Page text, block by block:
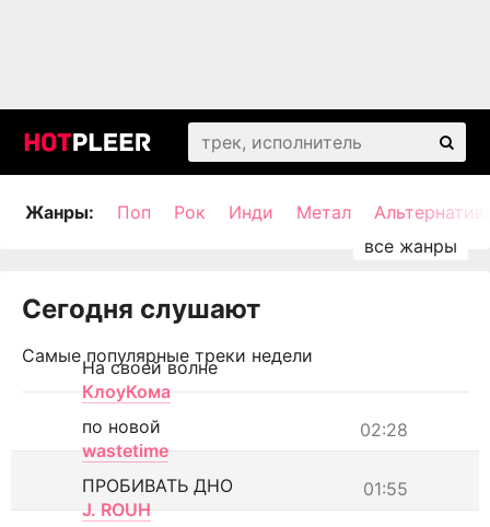
Жанры: Поп Рок Инди Метал
Сегодня слушают
Самые популярные треки недели
На своей волне
КлоуКома
02:28
по новой
wastetime
01:55
ПРОБИВАТЬ ДНО
J. ROUH